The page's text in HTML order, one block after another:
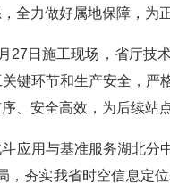
全力做好属地保障，为
27日施工现场，省厅技
键环节和生产安全，严
、安全高效，为后续站
应用与基准服务湖北
，夯实我省时空信息定